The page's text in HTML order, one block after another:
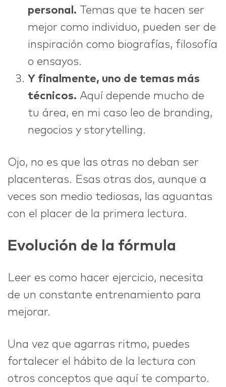
personal. Temas que te hacen ser
mejor como individuo, pueden ser de
inspiración como biografías, filosofía
o ensayos.
Y finalmente, uno de temas más
técnicos. Aquí depende mucho de
tu área, en mi caso leo de branding,
negocios y storytelling.
Ojo, no es que las otras no deban ser
placenteras. Esas otras dos, aunque a
veces son medio tediosas, las aguantas
con el placer de la primera lectura.
Evolución de la fórmula
Leer es como hacer ejercicio, necesita
de un constante entrenamiento para
mejorar.
Una vez que agarras ritmo, puedes
fortalecer el hábito de la lectura con
otros conceptos que aquí te comparto.